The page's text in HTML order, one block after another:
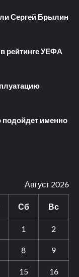
Сергей Брылин
рейтинге УЕФА
подойдет именно
Август 2026
Сб Вс
1 2
8 9
15 16